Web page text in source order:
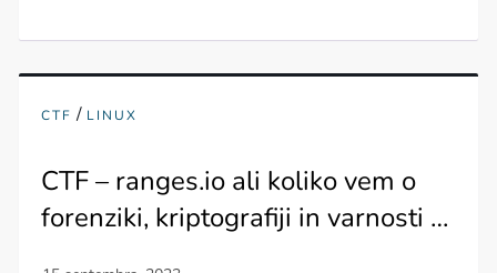
CTF / LINUX
CTF – ranges.io ali koliko vem o
forenziki, kriptografiji in varnosti …